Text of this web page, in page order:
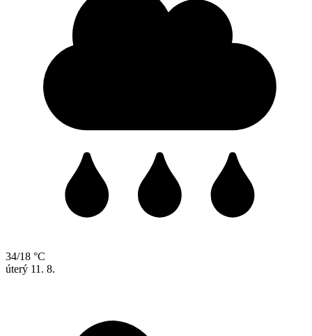
34/18 °C
úterý 11. 8.